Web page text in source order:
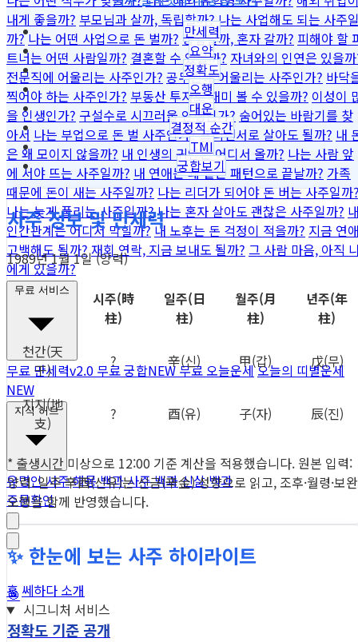
내게 좋을까? 부모님과 살까, 독립할까?나는 사업해도 되는 사주
까? 나는 어떤 사업으로 돈 벌까? 동업할까, 혼자 갈까? 피해야 할
트너는 어떤 사람일까? 결혼할 수 있을까? 자녀와의 인연은 있을
전문직에 어울리는 사주인가? 공무원에 어울리는 사주인가? 바닥
찍어야 하는 사주인가? 부동산 투자로 재미 볼 수 있을까? 이성이
을 인생인가? 구설수로 시끄러울 인생인가? 숨어있는 바람기를 찾
아서 나는 부업으로 돈 벌 사주인가?프리랜서로 살아도 될까? 내
은 왜 모이지 않을까? 내 인생의 귀인은 어디서 올까? 나는 사람 앞
에 서야 뜨는 사주일까? 내 연애는 왜 같은 패턴으로 끝날까? 가족
때문에 돈이 새는 사주일까?나는 리더가 되어야 돈 버는 사주일까
나는 늦게 풀리는 사주일까?나는 혼자 살아도 괜찮은 사주일까?
인간관계는 어디서 막힐까?내 노후는 돈 걱정이 적을까? 지금 연
고백해도 될까? 재회 연락, 지금 보내도 될까? 그 사람 마음, 아직
에게 있을까?
무료 서비스
무료 만세력v2.0 무료 궁합NEW 무료 오늘운세 오늘의 띠별운세
NEW
지식 허브
유명인 사주해몽 백과사주 백과신살 백과
주문확인
홈 쎄하다 소개
시그니처 서비스
만세력
요약
정확도
오행
대운
결정적 순간
TMI
궁합보기
사주 정보 및 만세력
1989년 1월 1일 (양력)
시주(時
柱)
일주(日
柱)
월주(月
柱)
년주(年
柱)
천간(天
干)
? 辛(신) 甲(갑) 戊(무)
지지(地
支)
? 酉(유) 子(자) 辰(진)
* 출생시간 미상으로 12:00 기준 계산을 적용했습니다. 원본 입력:
양력. 일주 辛酉(신유)는 신금(辛金) 성향으로 읽고, 조후·월령·보완
오행을 함께 반영했습니다.
✨ 한눈에 보는 사주 하이라이트
🎯
정확도 기준 공개